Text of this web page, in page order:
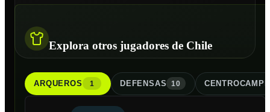
Explora otros jugadores de Chile
ARQUEROS 1 DEFENSAS 10